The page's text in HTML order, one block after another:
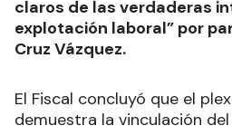
claros de las verdaderas
explotación laboral” por
Cruz Vázquez.
El Fiscal concluyó que el
demuestra la vinculación